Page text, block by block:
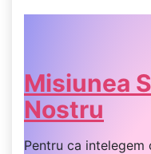
Misiunea
Nostru
Pentru ca